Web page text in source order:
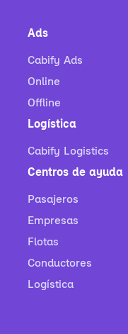
Ads
Cabify Ads
Online
Offline
Logística
Cabify Logistics
Centros de ayuda
Pasajeros
Empresas
Flotas
Conductores
Logística